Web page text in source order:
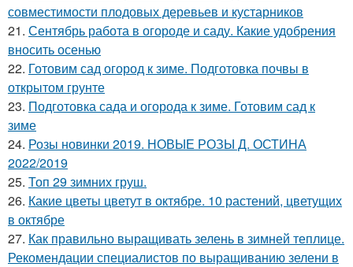
совместимости плодовых деревьев и кустарников
21. Сентябрь работа в огороде и саду. Какие удобрения
вносить осенью
22. Готовим сад огород к зиме. Подготовка почвы в
открытом грунте
23. Подготовка сада и огорода к зиме. Готовим сад к
зиме
24. Розы новинки 2019. НОВЫЕ РОЗЫ Д. ОСТИНА
2022/2019
25. Топ 29 зимних груш.
26. Какие цветы цветут в октябре. 10 растений, цветущих
в октябре
27. Как правильно выращивать зелень в зимней теплице.
Рекомендации специалистов по выращиванию зелени в